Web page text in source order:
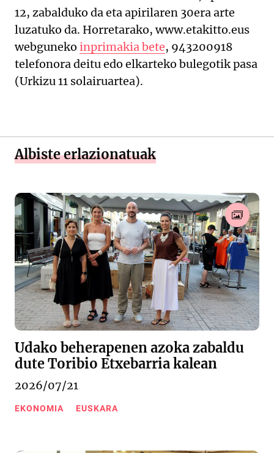
12, zabalduko da eta apirilaren 30era arte
luzatuko da. Horretarako, www.etakitto.eus
webguneko inprimakia bete, 943200918
telefonora deitu edo elkarteko bulegotik pasa
(Urkizu 11 solairuartea).
Albiste erlazionatuak
Udako beherapenen azoka zabaldu
dute Toribio Etxebarria kalean
2026/07/21
EKONOMIA EUSKARA